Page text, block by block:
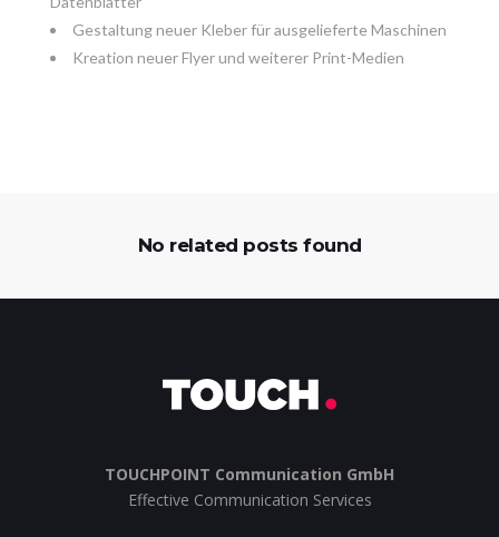
Gestaltung neuer Kleber für ausgelieferte Maschinen
Kreation neuer Flyer und weiterer Print-Medien
No related posts found
TOUCHPOINT Communication GmbH
Effective Communication Services